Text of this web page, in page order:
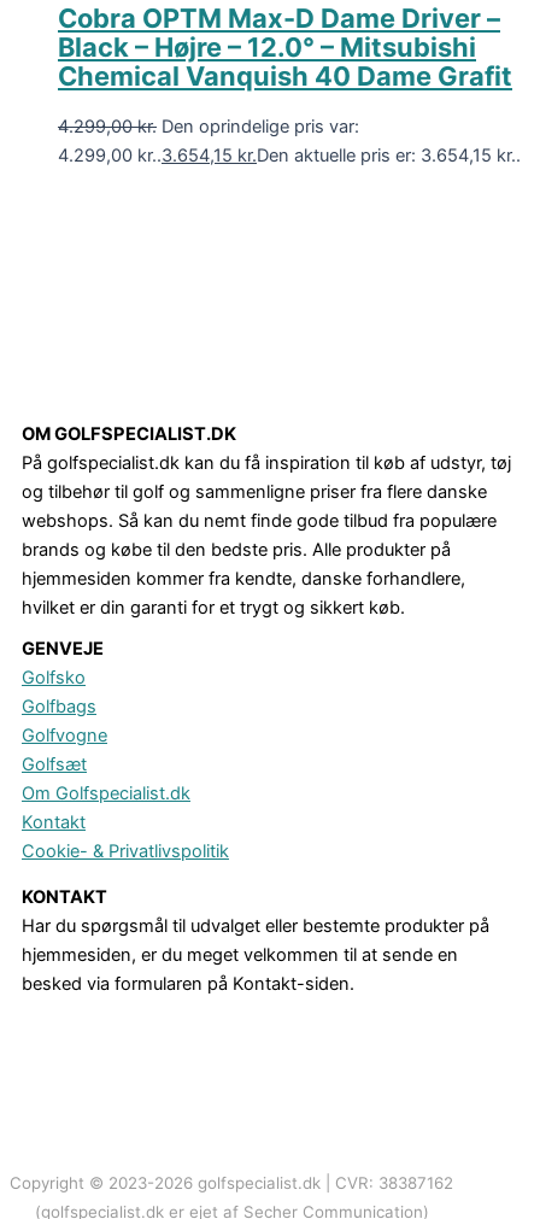
Cobra OPTM Max-D Dame Driver –
Black – Højre – 12.0° – Mitsubishi
Chemical Vanquish 40 Dame Grafit
4.299,00kr. Den oprindelige pris var:
4.299,00 kr..3.654,15 kr.Den aktuelle pris er: 3.654,15 kr..
OM GOLFSPECIALIST.DK
På golfspecialist.dk kan du få inspiration til køb af udstyr, tøj
og tilbehør til golf og sammenligne priser fra flere danske
webshops. Så kan du nemt finde gode tilbud fra populære
brands og købe til den bedste pris. Alle produkter på
hjemmesiden kommer fra kendte, danske forhandlere,
hvilket er din garanti for et trygt og sikkert køb.
GENVEJE
Golfsko
Golfbags
Golfvogne
Golfsæt
Om Golfspecialist.dk
Kontakt
Cookie- & Privatlivspolitik
KONTAKT
Har du spørgsmål til udvalget eller bestemte produkter på
hjemmesiden, er du meget velkommen til at sende en
besked via formularen på Kontakt-siden.
Copyright © 2023-2026 golfspecialist.dk | CVR: 38387162
(golfspecialist.dk er ejet af Secher Communication)